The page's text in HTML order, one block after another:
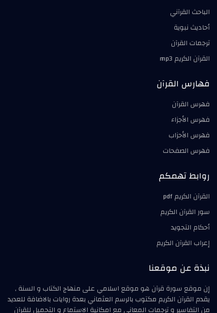
الباحث القرآني
أحاديث نبوية
ترجمات القرآن
القرآن الكريم mp3
فهارس القرآن
فهرس القرآن
فهرس الأجزاء
فهرس الأحزاب
فهرس الصفحات
روابط تهمكم
القرآن الكريم pdf
سور القرآن الكريم
أحكام التجويد
إعراب القرآن الكريم
نبذة عن موقعنا
إن موقع سورة قرآن هو موقع اسلامي على منهاج الكتاب و السنة ,
يقدم القرآن الكريم مكتوب بالرسم العثماني بعدة روايات بالاضافة للعديد
من التفاسير و ترجمات المعاني مع امكانية الاستماع و التحميل للقرآن